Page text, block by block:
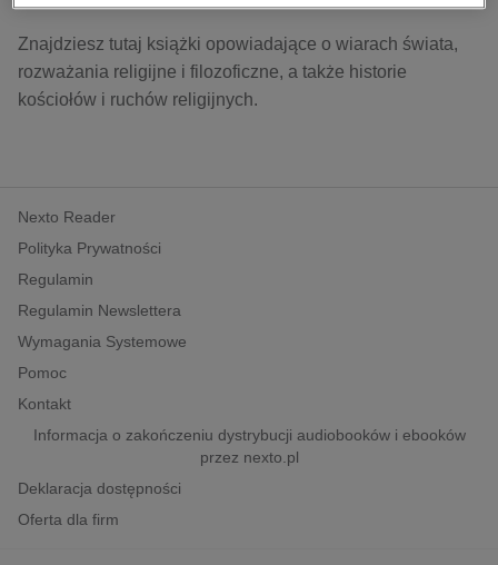
komputery, internet, technologie, informatyka
kobiece, lifestyle, kultura
popularno-naukowe
historia
zdrowie
religie
Znajdziesz tutaj książki opowiadające o wiarach świata,
rozważania religijne i filozoficzne, a także historie
kościołów i ruchów religijnych.
Nexto Reader
Polityka Prywatności
Regulamin
Regulamin Newslettera
Wymagania Systemowe
Pomoc
Kontakt
Informacja o zakończeniu dystrybucji audiobooków i ebooków
przez nexto.pl
Deklaracja dostępności
Oferta dla firm